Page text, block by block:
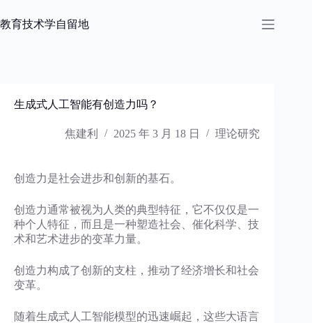
过
教育技术学自留地
生成式人工智能有创造力吗？
焦建利 2025 年 3 月 18 日 理论研究
创造力是社会进步和创新的基石。
创造力通常被视为人类的典型特征，它不仅仅是一
种个人特征，而且是一种塑造社会、催化科学、技
术和艺术进步的变革力量。
创造力构成了创新的支柱，推动了经济增长和社会
变革。
随着生成式人工智能模型的迅速崛起，这些大语言